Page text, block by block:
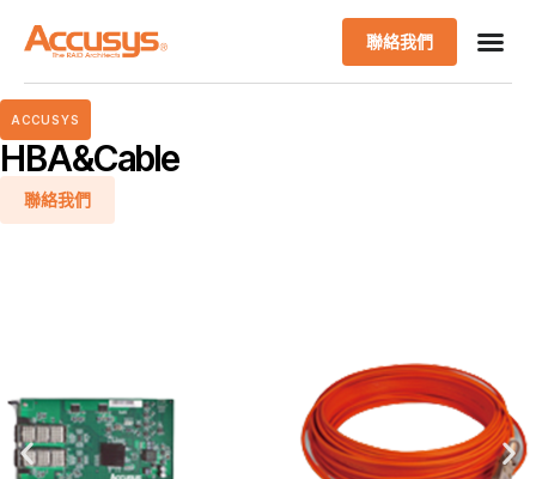
聯絡我們
ACCUSYS
HBA&Cable
聯絡我們